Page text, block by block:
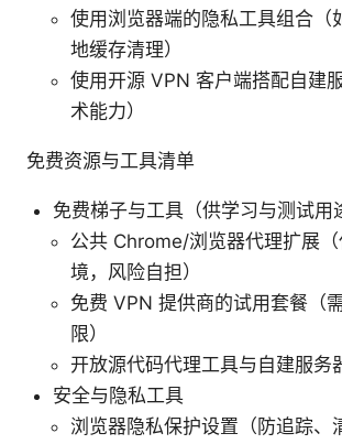
使用浏览器端的隐私工具组合（
地缓存清理）
使用开源 VPN 客户端搭配自建
术能力）
免费资源与工具清单
免费梯子与工具（供学习与测试用
公共 Chrome/浏览器代理扩展
境，风险自担）
免费 VPN 提供商的试用套餐（
限）
开放源代码代理工具与自建服务
安全与隐私工具
浏览器隐私保护设置（防追踪、